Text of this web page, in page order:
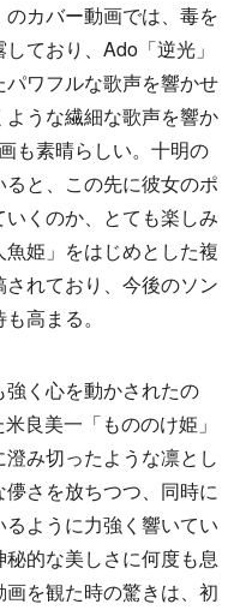
カバー動画では、毒を
ており、Ado「逆光」
ワフルな歌声を響かせ
うな繊細な歌声を響か
も素晴らしい。十明の
と、この先に彼女のポ
くのか、とても楽しみ
姫」をはじめとした複
れており、今後のソン
高まる。
く心を動かされたの
良美一「もののけ姫」
み切ったような凛とし
さを放ちつつ、同時に
ように力強く響いてい
的な美しさに何度も息
を観た時の驚きは、初